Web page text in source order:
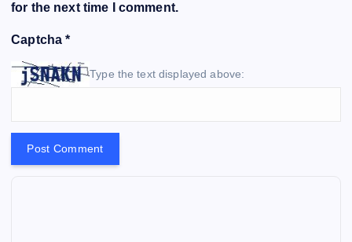
for the next time I comment.
Captcha*
Type the text displayed above: